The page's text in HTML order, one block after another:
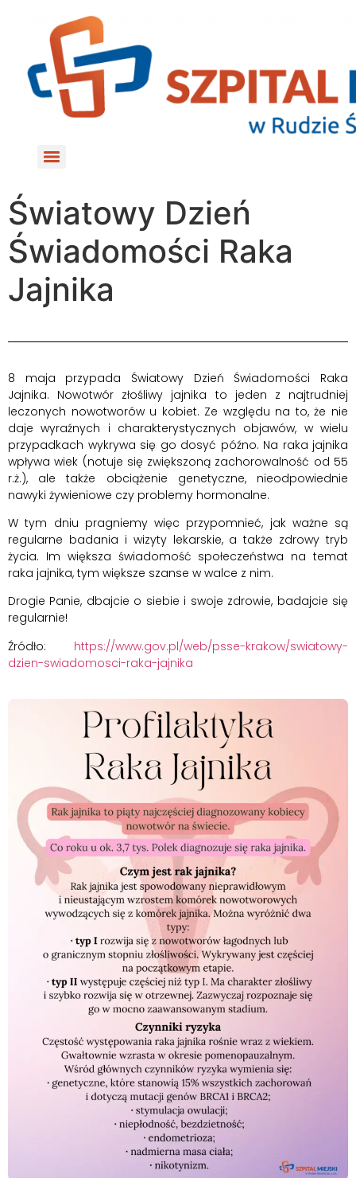
Światowy Dzień
Świadomości Raka
Jajnika
8 maja przypada Światowy Dzień Świadomości Raka
Jajnika. Nowotwór złośliwy jajnika to jeden z najtrudniej
leczonych nowotworów u kobiet. Ze względu na to, że nie
daje wyraźnych i charakterystycznych objawów, w wielu
przypadkach wykrywa się go dosyć późno. Na raka jajnika
wpływa wiek (notuje się zwiększoną zachorowalność od 55
r.ż.), ale także obciążenie genetyczne, nieodpowiednie
nawyki żywieniowe czy problemy hormonalne.
W tym dniu pragniemy więc przypomnieć, jak ważne są
regularne badania i wizyty lekarskie, a także zdrowy tryb
życia. Im większa świadomość społeczeństwa na temat
raka jajnika, tym większe szanse w walce z nim.
Drogie Panie, dbajcie o siebie i swoje zdrowie, badajcie się
regularnie!
Źródło: https://www.gov.pl/web/psse-krakow/swiatowy-
dzien-swiadomosci-raka-jajnika